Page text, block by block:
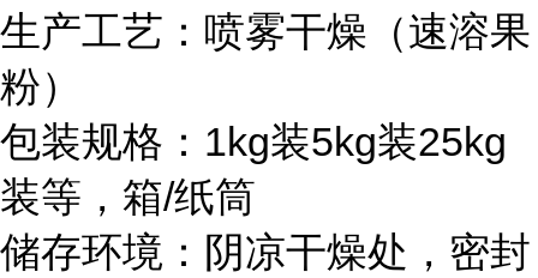
生产工艺：喷雾干燥（速溶果
粉）
包装规格：1kg装5kg装25kg
装等，箱/纸筒
储存环境：阴凉干燥处，密封